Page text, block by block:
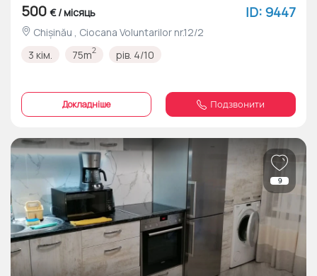
500 € / місяць ID: 9447
Chișinău , Ciocana Voluntarilor nr.12/2
3 кім.
75m2 рів. 4/10
Докладніше Подзвонити
9